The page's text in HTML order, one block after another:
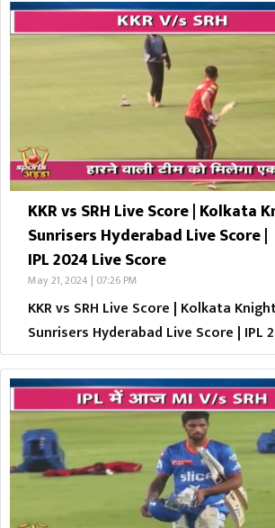
KKR vs SRH Live Score | Kolkata
Sunrisers Hyderabad Live Score |
IPL 2024 Live Score
May 21, 2024 | 07:26 PM
KKR vs SRH Live Score | Kolkata
Sunrisers Hyderabad Live Score | IPL